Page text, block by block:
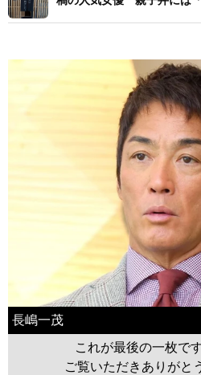
長嶋一茂
これが最後の一枚で
ご覧いただきありがと